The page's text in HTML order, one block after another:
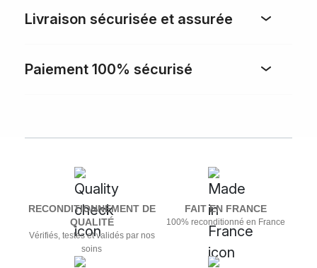
Livraison sécurisée et assurée
Paiement 100% sécurisé
RECONDITIONNEMENT DE
QUALITÉ
Vérifiés, testés et validés par nos
soins
FAIT EN FRANCE
100% reconditionné en France